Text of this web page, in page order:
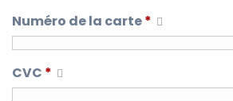
Numéro de la carte*
CVC *